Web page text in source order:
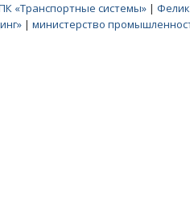
«Транспортные системы» |
| министерство